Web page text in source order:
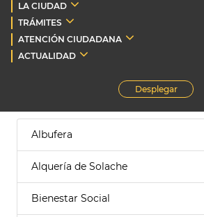
LA CIUDAD
TRÁMITES
ATENCIÓN CIUDADANA
ACTUALIDAD
Desplegar
Albufera
Alquería de Solache
Bienestar Social